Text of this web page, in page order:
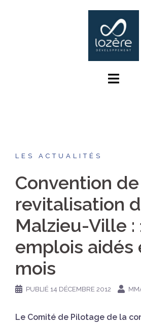
LES ACTUALITÉS
Convention de
revitalisation
Malzieu-Ville :
emplois aidés
mois
PUBLIÉ 14 DÉCEMBRE 2012
Le Comité de Pilotage de la